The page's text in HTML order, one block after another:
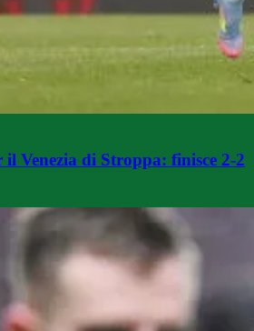
Venezia di Stroppa: finisce 2-2